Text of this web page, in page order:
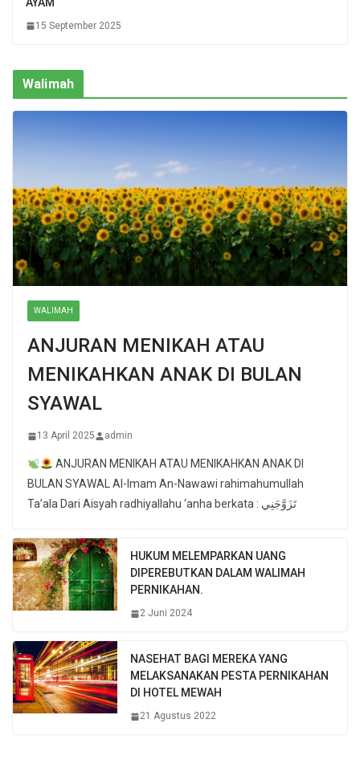
15 September 2025
Walimah
WALIMAH
ANJURAN MENIKAH ATAU
MENIKAHKAN ANAK DI BULAN
SYAWAL
13 April 2025 admin
ANJURAN MENIKAH ATAU MENIKAHKAN ANAK DI
BULAN SYAWAL Al-Imam An-Nawawi rahimahumullah
Ta’ala Dari Aisyah radhiyallahu ‘anha berkata : تَزَوَّجَنِي
HUKUM MELEMPARKAN UANG
DIPEREBUTKAN DALAM WALIMAH
PERNIKAHAN.
2 Juni 2024
NASEHAT BAGI MEREKA YANG
MELAKSANAKAN PESTA PERNIKAHAN
DI HOTEL MEWAH
21 Agustus 2022